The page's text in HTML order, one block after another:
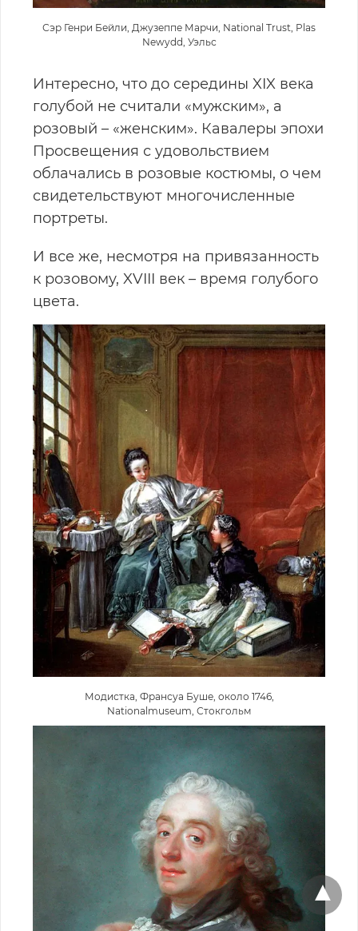
Сэр Генри Бейли, Джузеппе Марчи, National Trust, Plas
Newydd, Уэльс
Интересно, что до середины XIX века
голубой не считали «мужским», а
розовый – «женским». Кавалеры эпохи
Просвещения с удовольствием
облачались в розовые костюмы, о чем
свидетельствуют многочисленные
портреты.
И все же, несмотря на привязанность
к розовому, XVIII век – время голубого
цвета.
Модистка, Франсуа Буше, около 1746,
Nationalmuseum, Стокгольм